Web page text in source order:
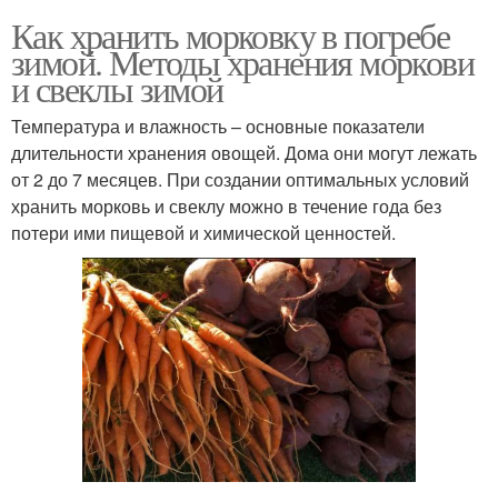
Как хранить морковку в погребе
зимой. Методы хранения моркови
и свеклы зимой
Температура и влажность – основные показатели
длительности хранения овощей. Дома они могут лежать
от 2 до 7 месяцев. При создании оптимальных условий
хранить морковь и свеклу можно в течение года без
потери ими пищевой и химической ценностей.